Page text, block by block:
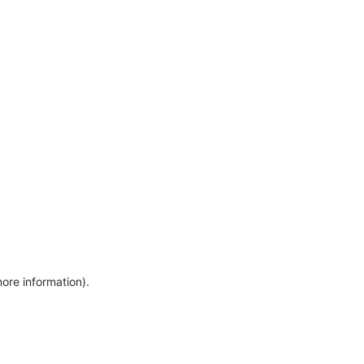
information).